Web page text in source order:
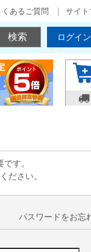
くあるご質問 サイト
ログイ
す。
ださい。
パスワードをお忘